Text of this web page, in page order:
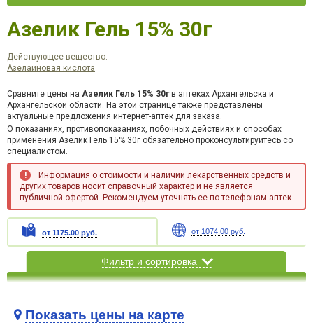
Азелик Гель 15% 30г
Действующее вещество:
Азелаиновая кислота
Сравните цены на Азелик Гель 15% 30гв аптеках Архангельска и
Архангельской области. На этой странице также представлены
актуальные предложения интернет-аптек для заказа.
О показаниях, противопоказаниях, побочных действиях и способах
применения Азелик Гель 15% 30г обязательно проконсультируйтесь со
специалистом.
Информация о стоимости и наличии лекарственных средств и
других товаров носит справочный характер и не является
публичной офертой. Рекомендуем уточнять ее по телефонам аптек.
от 1175.00 руб. от 1074.00 руб.
Фильтр и сортировка
Показать цены на карте